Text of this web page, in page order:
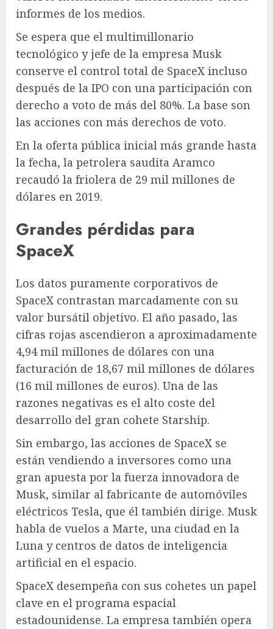
informes de los medios.
Se espera que el multimillonario
tecnológico y jefe de la empresa Musk
conserve el control total de SpaceX incluso
después de la IPO con una participación con
derecho a voto de más del 80%. La base son
las acciones con más derechos de voto.
En la oferta pública inicial más grande hasta
la fecha, la petrolera saudita Aramco
recaudó la friolera de 29 mil millones de
dólares en 2019.
Grandes pérdidas para
SpaceX
Los datos puramente corporativos de
SpaceX contrastan marcadamente con su
valor bursátil objetivo. El año pasado, las
cifras rojas ascendieron a aproximadamente
4,94 mil millones de dólares con una
facturación de 18,67 mil millones de dólares
(16 mil millones de euros). Una de las
razones negativas es el alto coste del
desarrollo del gran cohete Starship.
Sin embargo, las acciones de SpaceX se
están vendiendo a inversores como una
gran apuesta por la fuerza innovadora de
Musk, similar al fabricante de automóviles
eléctricos Tesla, que él también dirige. Musk
habla de vuelos a Marte, una ciudad en la
Luna y centros de datos de inteligencia
artificial en el espacio.
SpaceX desempeña con sus cohetes un papel
clave en el programa espacial
estadounidense. La empresa también opera